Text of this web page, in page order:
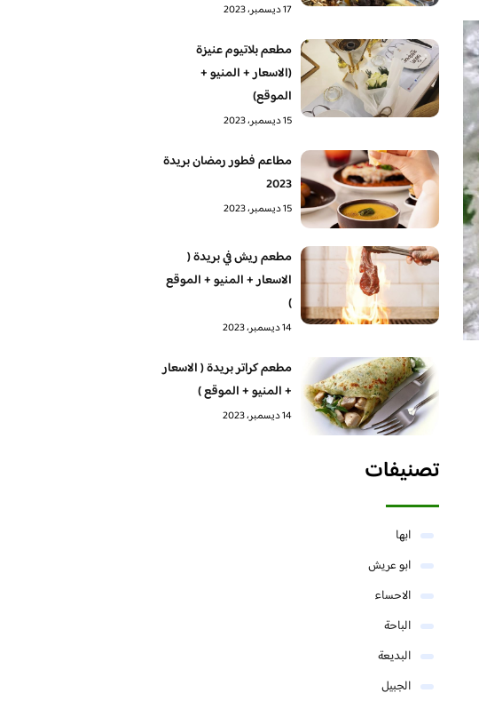
17 ديسمبر، 2023
مطعم بلاتيوم عنيزة
(الاسعار + المنيو +
الموقع)
15 ديسمبر، 2023
مطاعم فطور رمضان بريدة
2023
15 ديسمبر، 2023
مطعم ريش في بريدة (
الاسعار + المنيو + الموقع
)
14 ديسمبر، 2023
مطعم كراتر بريدة ( الاسعار
+ المنيو + الموقع )
14 ديسمبر، 2023
تصنيفات
ابها
ابو عريش
الاحساء
الباحة
البديعة
الجبيل